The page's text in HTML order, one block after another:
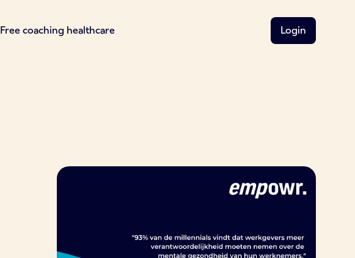
Free coaching healthcare Login